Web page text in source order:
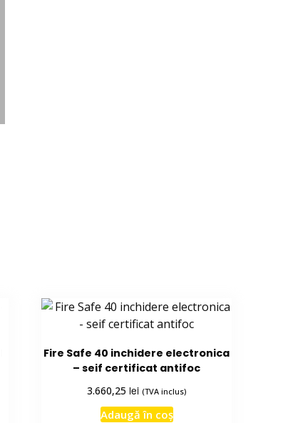
Fire Safe 40 inchidere electronica
– seif certificat antifoc
3.660,25 lei (TVA inclus)
Adaugă în coș